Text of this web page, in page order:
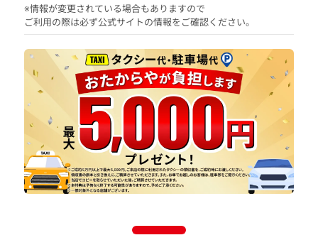
※情報が変更されている場合もありますので
ご利用の際は必ず公式サイトの情報をご確認ください。